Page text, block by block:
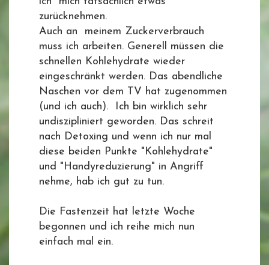
zurücknehmen.
Auch an meinem Zuckerverbrauch
muss ich arbeiten. Generell müssen die
schnellen Kohlehydrate wieder
eingeschränkt werden. Das abendliche
Naschen vor dem TV hat zugenommen
(und ich auch). Ich bin wirklich sehr
undiszipliniert geworden. Das schreit
nach Detoxing und wenn ich nur mal
diese beiden Punkte "Kohlehydrate"
und "Handyreduzierung" in Angriff
nehme, hab ich gut zu tun.
Die Fastenzeit hat letzte Woche
begonnen und ich reihe mich nun
einfach mal ein.